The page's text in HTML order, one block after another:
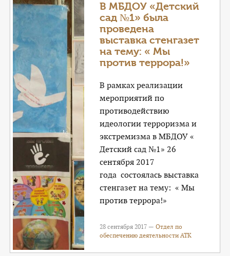
В МБДОУ «Детский
сад №1» была
проведена
выставка стенгазет
на тему: « Мы
против террора!»
В рамках реализации
мероприятий по
противодействию
идеологии терроризма и
экстремизма в МБДОУ «
Детский сад №1» 26
сентября 2017
года состоялась выставка
стенгазет на тему: « Мы
против террора!»
28 сентября 2017 —Отдел по
обеспечению деятельности АТК